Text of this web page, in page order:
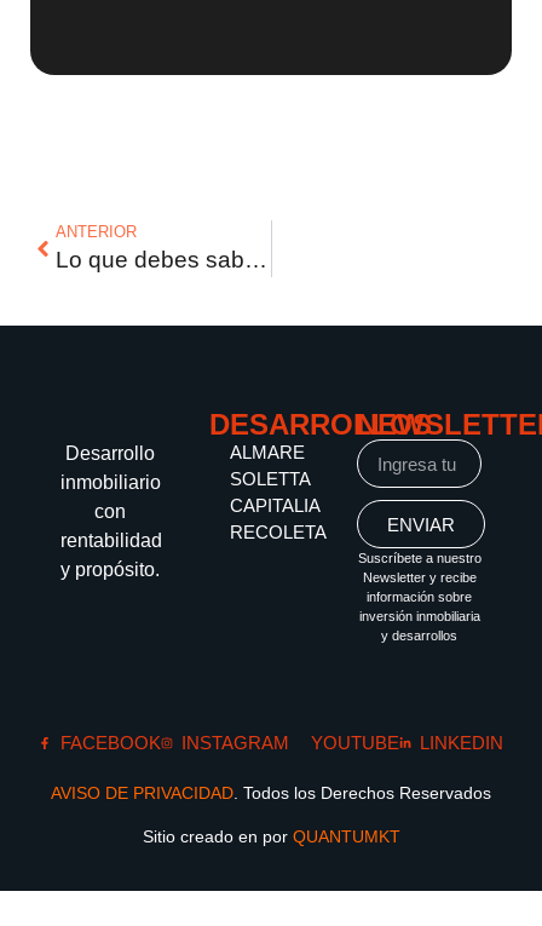
ANTERIOR
Lo que debes saber antes de comprar en preventa
Desarrollo
inmobiliario
con
rentabilidad
y propósito.
DESARROLLOS
ALMARE
SOLETTA
CAPITALIA
RECOLETA
ENVIAR
Suscríbete a nuestro
Newsletter y recibe
información sobre
inversión inmobiliaria
y desarrollos
FACEBOOK INSTAGRAM YOUTUBE LINKEDIN
AVISO DE PRIVACIDAD. Todos los Derechos Reservados
Sitio creado en por QUANTUMKT